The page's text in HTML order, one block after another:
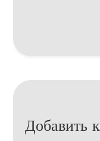
Добавить